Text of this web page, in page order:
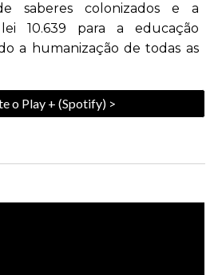
saberes colonizados e a
10.639 para a educação
a humanização de todas as
o Play + (Spotify) >